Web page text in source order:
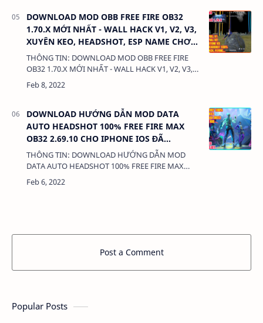
DOWNLOAD MOD OBB FREE FIRE OB32
1.70.X MỚI NHẤT - WALL HACK V1, V2, V3,
XUYÊN KEO, HEADSHOT, ESP NAME CHƠI
ĐƯỢC ĐẤU RANK/THƯỜNG
THÔNG TIN: DOWNLOAD MOD OBB FREE FIRE
OB32 1.70.X MỚI NHẤT - WALL HACK V1, V2, V3,
XUYÊN KEO, HEADSHOT, ESP NAME CHƠI ĐƯỢC
DOWNLOAD HƯỚNG DẪN MOD DATA
AUTO HEADSHOT 100% FREE FIRE MAX
OB32 2.69.10 CHO IPHONE IOS ĐÃ
JAILBREAK KHÔNG KHÓA NICK.
THÔNG TIN: DOWNLOAD HƯỚNG DẪN MOD
DATA AUTO HEADSHOT 100% FREE FIRE MAX
OB32 2.69.10 CHO IPHONE IOS ĐÃ JAILBREAK
KHÔNG KHÓA NICK. DUNG LƯỢNG: 3MB LINK:
Post a Comment
Popular Posts